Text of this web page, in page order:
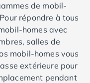
de mobil-
répondre à tous
homes avec
salles de
mobil-homes vous
extérieure pour
pendant